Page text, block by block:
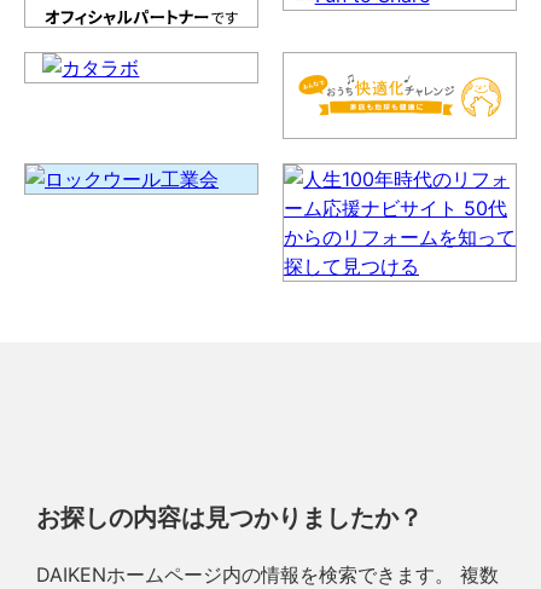
お探しの内容は見つかりましたか？
DAIKENホームページ内の情報を検索できます。 複数